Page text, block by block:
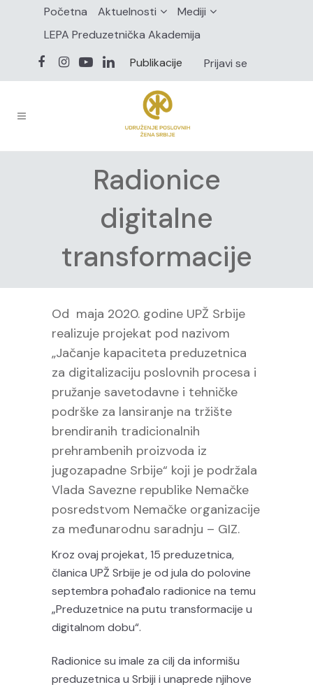
Početna Aktuelnosti
Mediji
LEPA Preduzetnička Akademija
Publikacije
Prijavi se
Radionice
digitalne
transformacije
Od maja 2020. godine UPŽ Srbije
realizuje projekat pod nazivom
„Jačanje kapaciteta preduzetnica
za digitalizaciju poslovnih procesa i
pružanje savetodavne i tehničke
podrške za lansiranje na tržište
brendiranih tradicionalnih
prehrambenih proizvoda iz
jugozapadne Srbije“ koji je podržala
Vlada Savezne republike Nemačke
posredstvom Nemačke organizacije
za međunarodnu saradnju – GIZ.
Kroz ovaj projekat, 15 preduzetnica,
članica UPŽ Srbije je od jula do polovine
septembra pohađalo radionice na temu
„Preduzetnice na putu transformacije u
digitalnom dobu“.
Radionice su imale za cilj da informišu
preduzetnica u Srbiji i unaprede njihove